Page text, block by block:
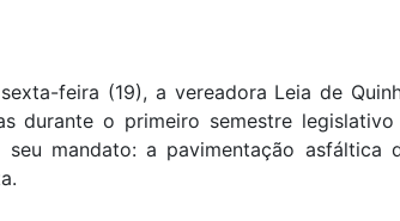
feira (19), a vereadora Leia de
durante o primeiro semestre
mandato: a pavimentação asfáltica